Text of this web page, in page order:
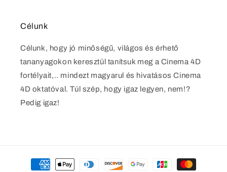
Célunk
Célunk, hogy jó minőségű, világos és érhető
tananyagokon keresztül tanítsuk meg a Cinema 4D
fortélyait,.. mindezt magyarul és hivatásos Cinema
4D oktatóval. Túl szép, hogy igaz legyen, nem!?
Pedig igaz!
Fizetési